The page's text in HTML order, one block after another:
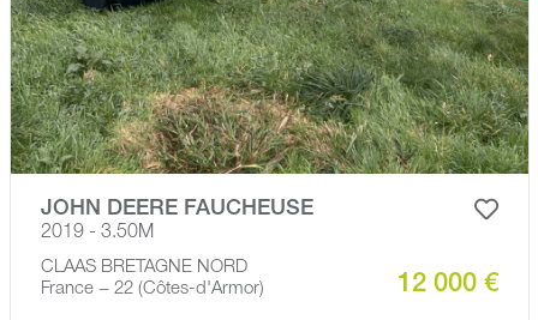
JOHN DEERE FAUCHEUSE
2019 - 3.50M
CLAAS BRETAGNE NORD
France − 22 (Côtes-d'Armor)
12 000 €